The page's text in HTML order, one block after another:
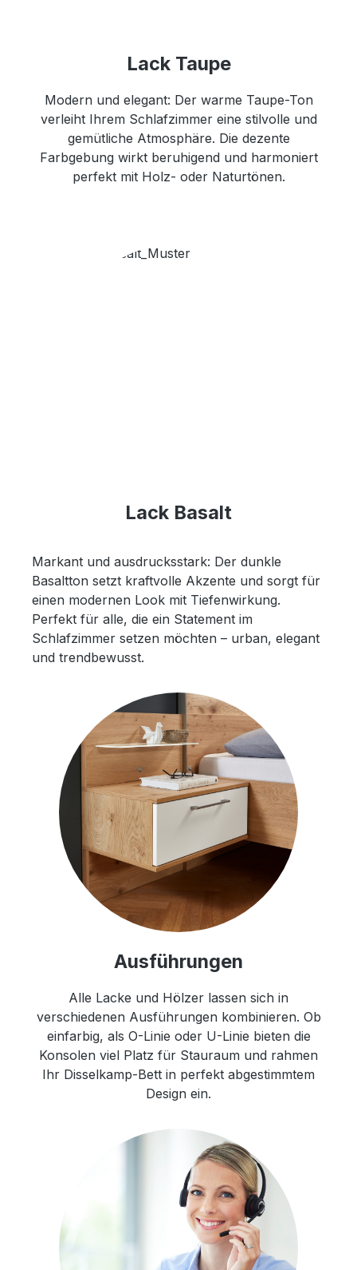
Lack Taupe
Modern und elegant: Der warme Taupe-Ton
verleiht Ihrem Schlafzimmer eine stilvolle und
gemütliche Atmosphäre. Die dezente
Farbgebung wirkt beruhigend und harmoniert
perfekt mit Holz- oder Naturtönen.
Lack Basalt
Markant und ausdrucksstark: Der dunkle
Basaltton setzt kraftvolle Akzente und sorgt für
einen modernen Look mit Tiefenwirkung.
Perfekt für alle, die ein Statement im
Schlafzimmer setzen möchten – urban, elegant
und trendbewusst.
Ausführungen
Alle Lacke und Hölzer lassen sich in
verschiedenen Ausführungen kombinieren. Ob
einfarbig, als O-Linie oder U-Linie bieten die
Konsolen viel Platz für Stauraum und rahmen
Ihr Disselkamp-Bett in perfekt abgestimmtem
Design ein.